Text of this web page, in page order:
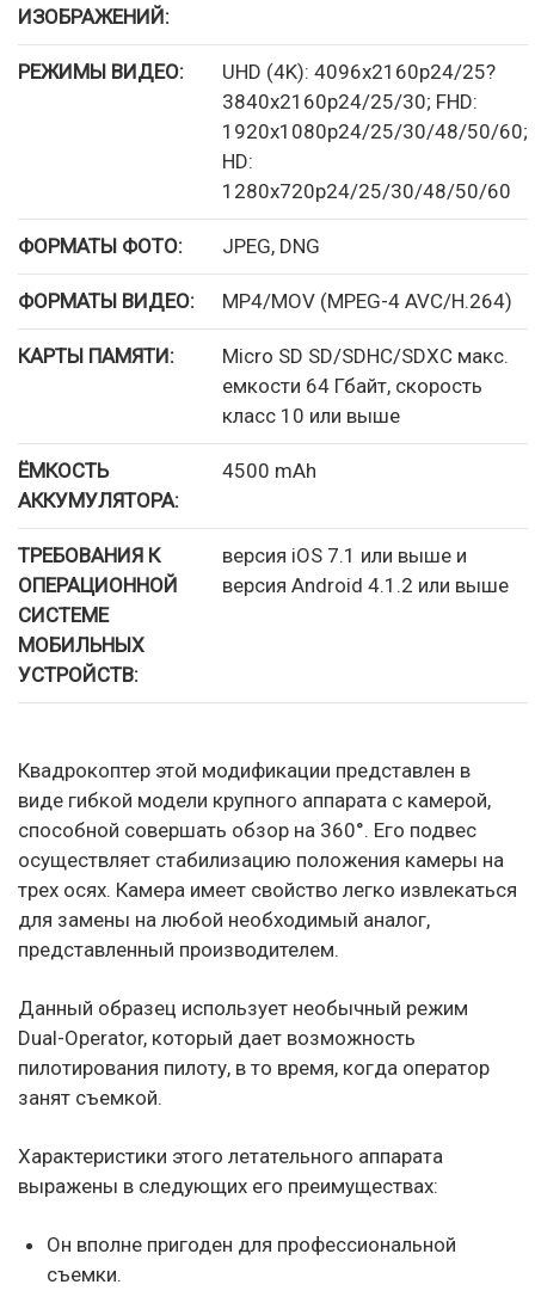
ИЗОБРАЖЕНИЙ:
РЕЖИМЫ ВИДЕО:
UHD (4K): 4096x2160p24/25?
3840x2160p24/25/30; FHD:
1920x1080p24/25/30/48/50/60;
HD:
1280x720p24/25/30/48/50/60
ФОРМАТЫ ФОТО: JPEG, DNG
ФОРМАТЫ ВИДЕО: MP4/MOV (MPEG-4 AVC/H.264)
КАРТЫ ПАМЯТИ:
Micro SD SD/SDHC/SDXC макс.
емкости 64 Гбайт, скорость
класс 10 или выше
ЁМКОСТЬ
АККУМУЛЯТОРА:
4500 mAh
ТРЕБОВАНИЯ К
ОПЕРАЦИОННОЙ
СИСТЕМЕ
МОБИЛЬНЫХ
УСТРОЙСТВ:
версия iOS 7.1 или выше и
версия Android 4.1.2 или выше
Квадрокоптер этой модификации представлен в
виде гибкой модели крупного аппарата с камерой,
способной совершать обзор на 360°. Его подвес
осуществляет стабилизацию положения камеры на
трех осях. Камера имеет свойство легко извлекаться
для замены на любой необходимый аналог,
представленный производителем.
Данный образец использует необычный режим
Dual-Operator, который дает возможность
пилотирования пилоту, в то время, когда оператор
занят съемкой.
Характеристики этого летательного аппарата
выражены в следующих его преимуществах:
Он вполне пригоден для профессиональной
съемки.